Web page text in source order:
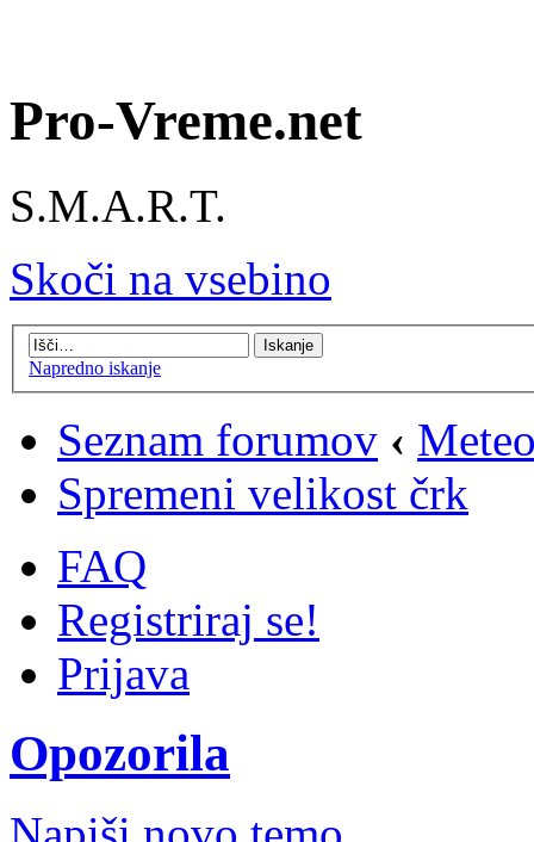
Pro-Vreme.net
S.M.A.R.T.
Skoči na vsebino
Napredno iskanje
Seznam forumov ‹
Spremeni velikost črk
FAQ
Registriraj se!
Prijava
Opozorila